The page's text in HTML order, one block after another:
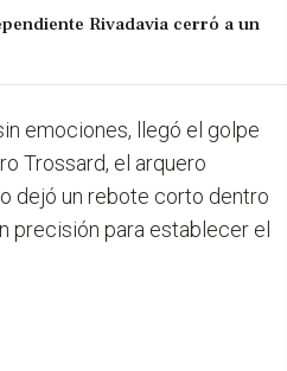
Rivadavia cerró a un
emociones, llegó el golpe
Trossard, el arquero
dejó un rebote corto dentro
precisión para establecer el